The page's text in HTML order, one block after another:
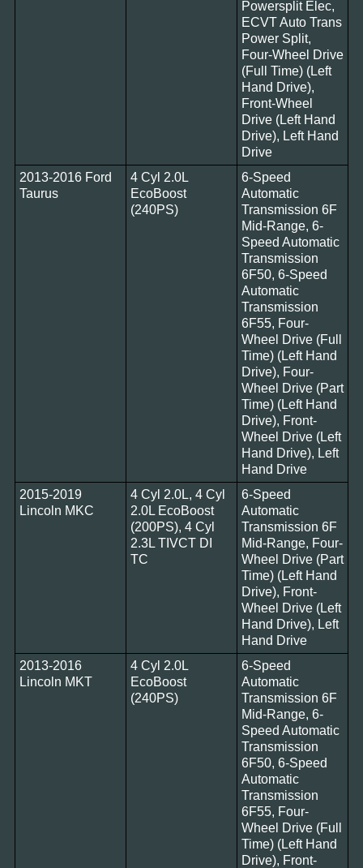
Powersplit Elec,
ECVT Auto Trans
Power Split,
Four-Wheel Drive
(Full Time) (Left
Hand Drive),
Front-Wheel
Drive (Left Hand
Drive), Left Hand
Drive
2013-2016 Ford
Taurus
4 Cyl 2.0L
EcoBoost
(240PS)
6-Speed
Automatic
Transmission 6F
Mid-Range, 6-
Speed Automatic
Transmission
6F50, 6-Speed
Automatic
Transmission
6F55, Four-
Wheel Drive (Full
Time) (Left Hand
Drive), Four-
Wheel Drive (Part
Time) (Left Hand
Drive), Front-
Wheel Drive (Left
Hand Drive), Left
Hand Drive
2015-2019
Lincoln MKC
4 Cyl 2.0L, 4 Cyl
2.0L EcoBoost
(200PS), 4 Cyl
2.3L TIVCT DI
TC
6-Speed
Automatic
Transmission 6F
Mid-Range, Four-
Wheel Drive (Part
Time) (Left Hand
Drive), Front-
Wheel Drive (Left
Hand Drive), Left
Hand Drive
2013-2016
Lincoln MKT
4 Cyl 2.0L
EcoBoost
(240PS)
6-Speed
Automatic
Transmission 6F
Mid-Range, 6-
Speed Automatic
Transmission
6F50, 6-Speed
Automatic
Transmission
6F55, Four-
Wheel Drive (Full
Time) (Left Hand
Drive), Front-